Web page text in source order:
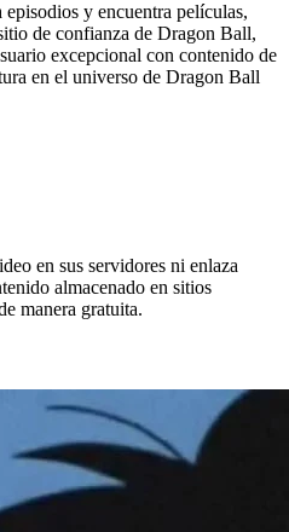
y encuentra películas,
de confianza de Dragon Ball,
excepcional con contenido de
en el universo de Dragon Ball
en sus servidores ni enlaza
almacenado en sitios
manera gratuita.